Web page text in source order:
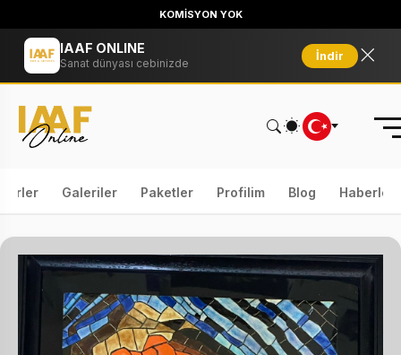
KOMİSYON YOK
IAAF ONLINE
Sanat dünyası cebinizde
İndir
Galeriler Paketler Profilim Blog Haberler